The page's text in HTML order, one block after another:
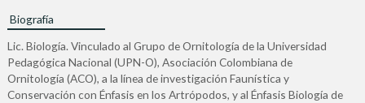
Biografía
Lic. Biología. Vinculado al Grupo de Ornitología de la Universidad
Pedagógica Nacional (UPN-O), Asociación Colombiana de
Ornitología (ACO), a la línea de investigación Faunística y
Conservación con Énfasis en los Artrópodos, y al Énfasis Biología de